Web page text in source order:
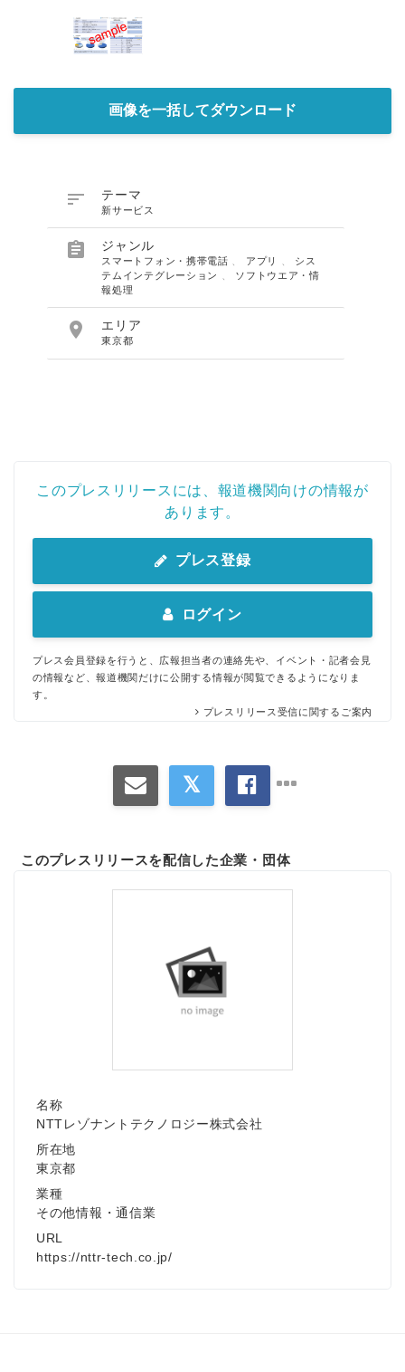
画像を一括してダウンロード
 テーマ
新サービス
 ジャンル
スマートフォン・携帯電話 アプリ
シス
テムインテグレーション
ソフトウエア・情
報処理
 エリア
東京都
このプレスリリースには、報道機関向けの情報が
あります。
プレス登録
ログイン
プレス会員登録を行うと、広報担当者の連絡先や、イベント・記者会見
の情報など、報道機関だけに公開する情報が閲覧できるようになりま
す。
プレスリリース受信に関するご案内
このプレスリリースを配信した企業・団体
名称
NTTレゾナントテクノロジー株式会社
所在地
東京都
業種
その他情報・通信業
URL
https://nttr-tech.co.jp/